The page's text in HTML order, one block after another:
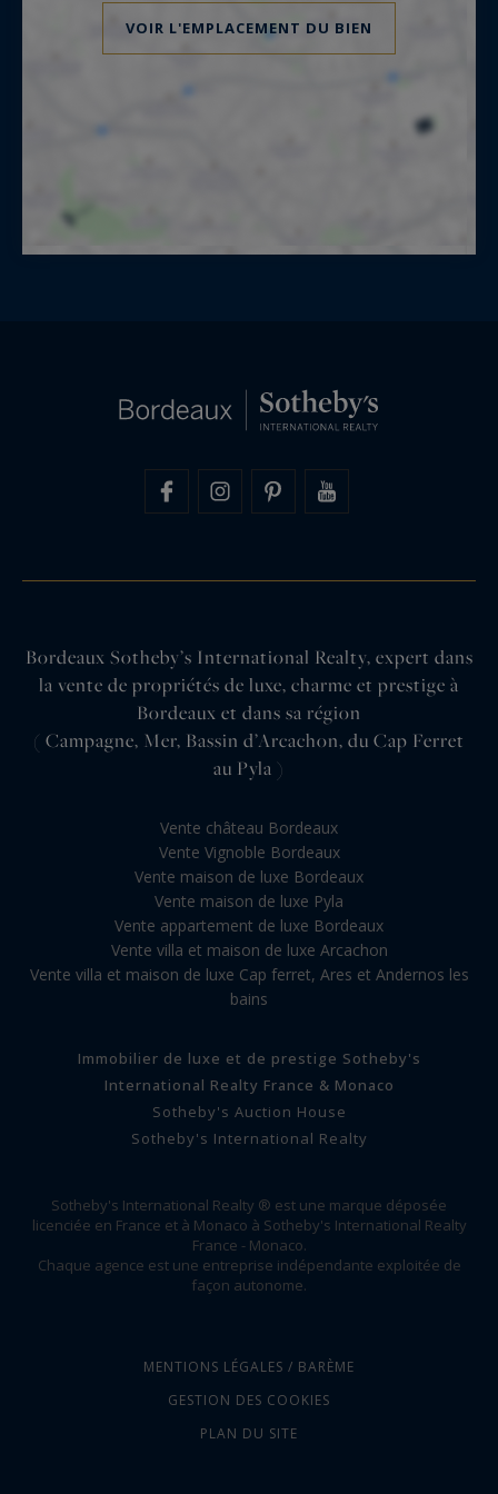
VOIR L'EMPLACEMENT DU BIEN
Bordeaux Sotheby’s International Realty, expert dans
la vente de propriétés de luxe, charme et prestige à
Bordeaux et dans sa région
( Campagne, Mer, Bassin d’Arcachon, du Cap Ferret
au Pyla )
Vente château Bordeaux
Vente Vignoble Bordeaux
Vente maison de luxe Bordeaux
Vente maison de luxe Pyla
Vente appartement de luxe Bordeaux
Vente villa et maison de luxe Arcachon
Vente villa et maison de luxe Cap ferret, Ares et Andernos les
bains
Immobilier de luxe et de prestige Sotheby's
International Realty France & Monaco
Sotheby's Auction House
Sotheby's International Realty
Sotheby's International Realty ® est une marque déposée
licenciée en France et à Monaco à Sotheby's International Realty
France - Monaco.
Chaque agence est une entreprise indépendante exploitée de
façon autonome.
MENTIONS LÉGALES / BARÈME
GESTION DES COOKIES
PLAN DU SITE